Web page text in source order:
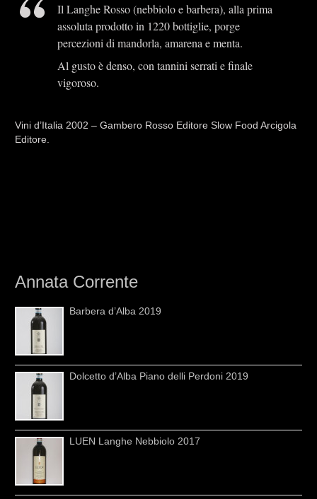
Il Langhe Rosso (nebbiolo e barbera), alla prima
assoluta prodotto in 1220 bottiglie, porge
percezioni di mandorla, amarena e menta.
Al gusto è denso, con tannini serrati e finale
vigoroso.
Vini d’Italia 2002 – Gambero Rosso Editore Slow Food Arcigola
Editore.
Annata Corrente
Barbera d’Alba 2019
Dolcetto d’Alba Piano delli Perdoni 2019
LUEN Langhe Nebbiolo 2017